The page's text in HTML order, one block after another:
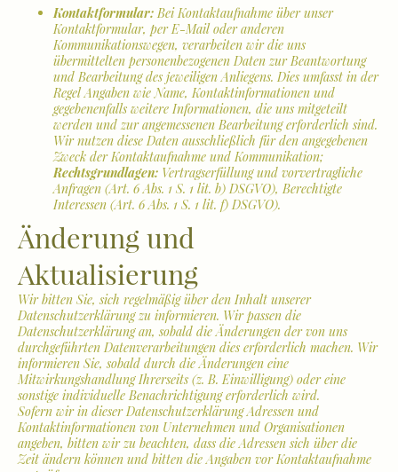
Kontaktformular: Bei Kontaktaufnahme über unser
Kontaktformular, per E-Mail oder anderen
Kommunikationswegen, verarbeiten wir die uns
übermittelten personenbezogenen Daten zur Beantwortung
und Bearbeitung des jeweiligen Anliegens. Dies umfasst in der
Regel Angaben wie Name, Kontaktinformationen und
gegebenenfalls weitere Informationen, die uns mitgeteilt
werden und zur angemessenen Bearbeitung erforderlich sind.
Wir nutzen diese Daten ausschließlich für den angegebenen
Zweck der Kontaktaufnahme und Kommunikation;
Rechtsgrundlagen: Vertragserfüllung und vorvertragliche
Anfragen (Art. 6 Abs. 1 S. 1 lit. b) DSGVO), Berechtigte
Interessen (Art. 6 Abs. 1 S. 1 lit. f) DSGVO).
Änderung und
Aktualisierung
Wir bitten Sie, sich regelmäßig über den Inhalt unserer
Datenschutzerklärung zu informieren. Wir passen die
Datenschutzerklärung an, sobald die Änderungen der von uns
durchgeführten Datenverarbeitungen dies erforderlich machen. Wir
informieren Sie, sobald durch die Änderungen eine
Mitwirkungshandlung Ihrerseits (z. B. Einwilligung) oder eine
sonstige individuelle Benachrichtigung erforderlich wird.
Sofern wir in dieser Datenschutzerklärung Adressen und
Kontaktinformationen von Unternehmen und Organisationen
angeben, bitten wir zu beachten, dass die Adressen sich über die
Zeit ändern können und bitten die Angaben vor Kontaktaufnahme